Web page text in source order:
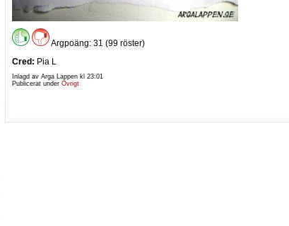
Argpoäng: 31 (99 röster)
Cred: Pia L
Inlagd av Arga Lappen kl 23:01
Publicerat under Övrigt